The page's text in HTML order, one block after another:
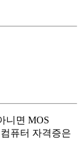
니면 MOS
퓨터 자격증은